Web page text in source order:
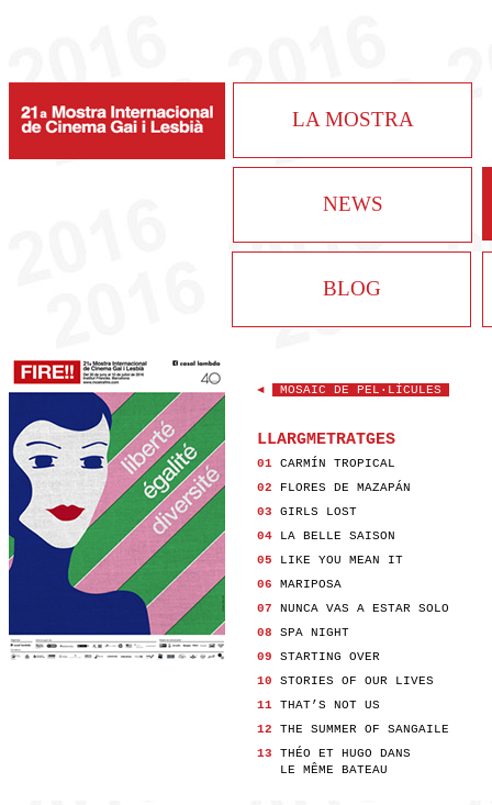
LA MOSTRA
NEWS
BLOG
◄ MOSAIC DE PEL·LÍCULES
LLARGMETRATGES
01 CARMÍN TROPICAL
02 FLORES DE MAZAPÁN
03 GIRLS LOST
04 LA BELLE SAISON
05 LIKE YOU MEAN IT
06 MARIPOSA
07 NUNCA VAS A ESTAR SOLO
08 SPA NIGHT
09 STARTING OVER
10 STORIES OF OUR LIVES
11 THAT’S NOT US
12 THE SUMMER OF SANGAILE
13 THÉO ET HUGO DANS
LE MÊME BATEAU